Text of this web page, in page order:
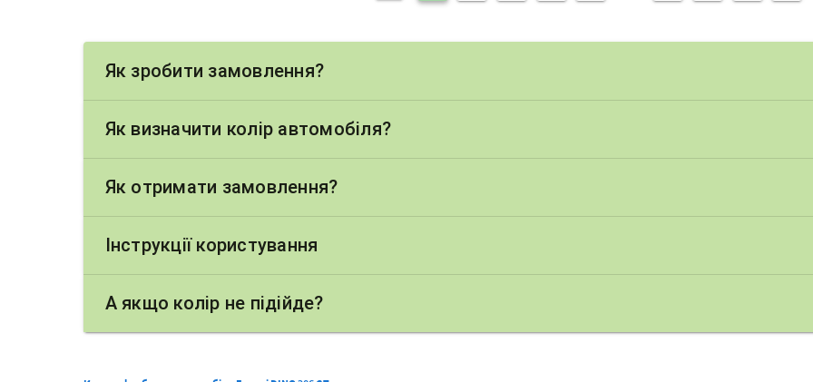
Як зробити замовлення?
Як визначити колір автомобіля?
Як отримати замовлення?
Інструкції користування
А якщо колір не підійде?